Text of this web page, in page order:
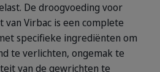
De droogvoeding voor
Virbac is een complete
specifieke ingrediënten om
te verlichten, ongemak te
van de gewrichten te